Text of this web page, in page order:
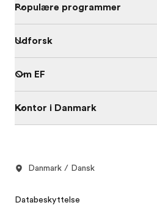
Populære programmer
Udforsk
Om EF
Kontor i Danmark
Danmark / Dansk
Databeskyttelse